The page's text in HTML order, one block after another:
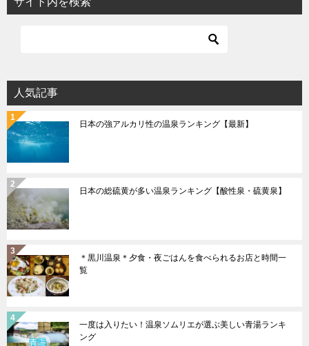
ゲ
ョ
ン
人気記事
日本の強アルカリ性の温泉ランキング【最新】
日本の総硫黄が多い温泉ランキング【酸性泉・硫黄泉】
＊黒川温泉＊夕食・夜ごはんを食べられるお店と時間一
覧
一度は入りたい！温泉ソムリエが選ぶ美しい青湯ランキ
ング